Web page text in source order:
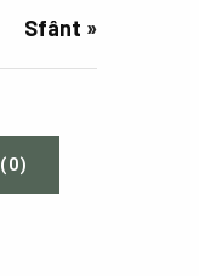
Sfânt »
(0)